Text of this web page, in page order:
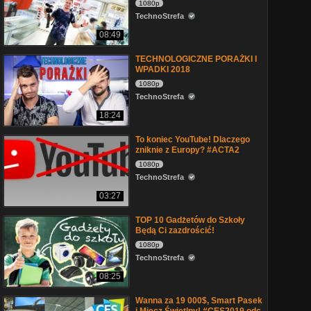
08:49
1080p
TechnoStrefa
18:24
TECHNOLOGICZNE PORAŻKI I
WPADKI 2018
1080p
TechnoStrefa
03:27
To koniec YouTube! Dlaczego
zniknie z Europy? #ACTA2
1080p
TechnoStrefa
08:25
TOP 10 Gadżetów do Szkoły
Będą Ci zazdrościć!
1080p
TechnoStrefa
Wanna za 19 000$, Smart Pasek